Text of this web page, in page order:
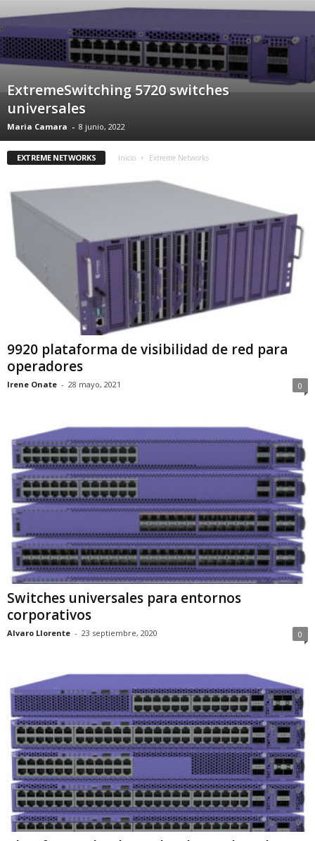
ExtremeSwitching 5720 switches
universales
Maria Camara - 8 junio, 2022
EXTREME NETWORKS Inicio Extreme Networks
9920 plataforma de visibilidad de red para
operadores
Irene Onate - 28 mayo, 2021 0
Switches universales para entornos
corporativos
Alvaro Llorente - 23 septiembre, 2020 0